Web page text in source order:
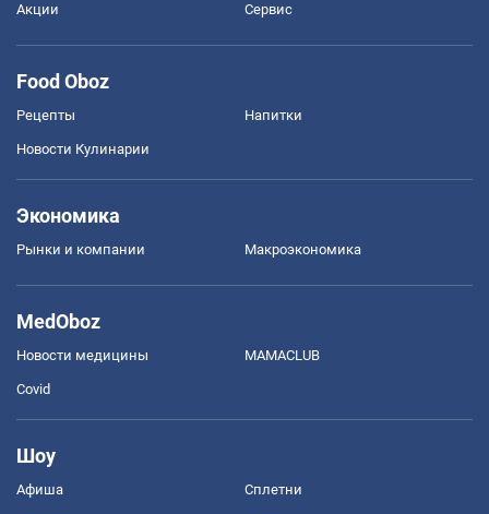
Акции Сервис
Food Oboz
Рецепты Напитки
Новости Кулинарии
Экономика
Рынки и компании Mакроэкономика
MedOboz
Новости медицины MAMACLUB
Covid
Шоу
Афиша Сплетни